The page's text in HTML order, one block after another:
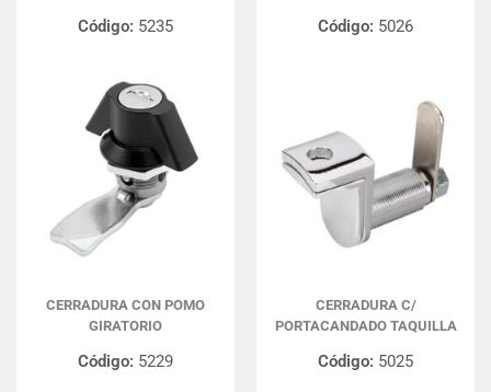
Código: 5235 Código: 5026
CERRADURA CON POMO
GIRATORIO
Código: 5229
CERRADURA C/
PORTACANDADO TAQUILLA
Código: 5025